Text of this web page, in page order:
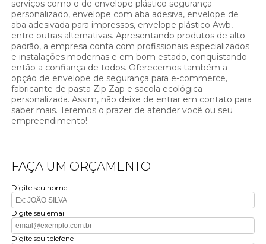
serviços como o de envelope plástico segurança
personalizado, envelope com aba adesiva, envelope de
aba adesivada para impressos, envelope plástico Awb,
entre outras alternativas. Apresentando produtos de alto
padrão, a empresa conta com profissionais especializados
e instalações modernas e em bom estado, conquistando
então a confiança de todos. Oferecemos também a
opção de envelope de segurança para e-commerce,
fabricante de pasta Zip Zap e sacola ecológica
personalizada. Assim, não deixe de entrar em contato para
saber mais. Teremos o prazer de atender você ou seu
empreendimento!
FAÇA UM ORÇAMENTO
Digite seu nome
Digite seu email
Digite seu telefone